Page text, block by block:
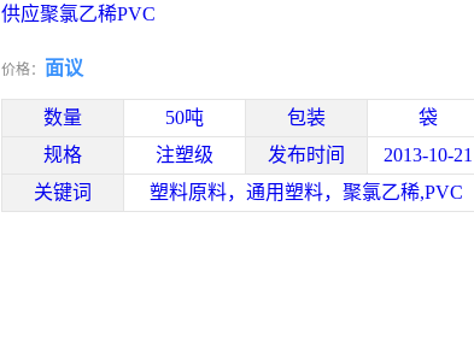
供应聚氯乙稀PVC
价格： 面议
数量 50吨 包装
袋
规格
注塑级 发布时间
2013-10-21
关键词
塑料原料，通用塑料，聚氯乙稀,PVC